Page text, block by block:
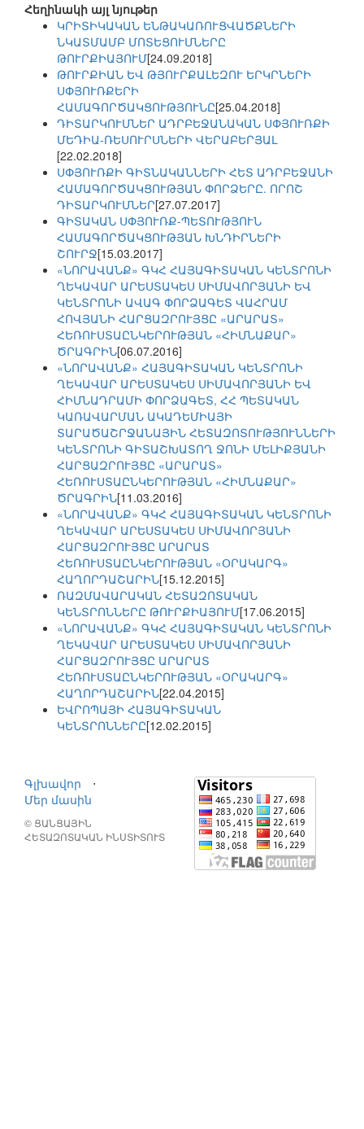
Հեղինակի այլ նյութեր
ԿՐԻՏԻԿԱԿԱՆ ԵՆԹԱԿԱՌՈՒՑՎԱԾՔՆԵՐԻ
ՆԿԱՏՄԱՄԲ ՄՈՏԵՑՈՒՄՆԵՐԸ
ԹՈՒՐՔԻԱՅՈՒՄ[24.09.2018]
ԹՈՒՐՔԻԱՆ ԵՎ ԹՅՈՒՐՔԱԼԵԶՈՒ ԵՐԿՐՆԵՐԻ
ՍՓՅՈՒՌՔԵՐԻ
ՀԱՄԱԳՈՐԾԱԿՑՈՒԹՅՈՒՆԸ[25.04.2018]
ԴԻՏԱՐԿՈՒՄՆԵՐ ԱԴՐԲԵՋԱՆԱԿԱՆ ՍՓՅՈՒՌՔԻ
ՄԵԴԻԱ-ՌԵՍՈՒՐՍՆԵՐԻ ՎԵՐԱԲԵՐՅԱԼ
[22.02.2018]
ՍՓՅՈՒՌՔԻ ԳԻՏՆԱԿԱՆՆԵՐԻ ՀԵՏ ԱԴՐԲԵՋԱՆԻ
ՀԱՄԱԳՈՐԾԱԿՑՈՒԹՅԱՆ ՓՈՐՁԵՐԸ. ՈՐՈՇ
ԴԻՏԱՐԿՈՒՄՆԵՐ[27.07.2017]
ԳԻՏԱԿԱՆ ՍՓՅՈՒՌՔ-ՊԵՏՈՒԹՅՈՒՆ
ՀԱՄԱԳՈՐԾԱԿՑՈՒԹՅԱՆ ԽՆԴԻՐՆԵՐԻ
ՇՈՒՐՋ[15.03.2017]
«ՆՈՐԱՎԱՆՔ» ԳԿՀ ՀԱՅԱԳԻՏԱԿԱՆ ԿԵՆՏՐՈՆԻ
ՂԵԿԱՎԱՐ ԱՐԵՍՏԱԿԵՍ ՍԻՄԱՎՈՐՅԱՆԻ ԵՎ
ԿԵՆՏՐՈՆԻ ԱՎԱԳ ՓՈՐՁԱԳԵՏ ՎԱՀՐԱՄ
ՀՈՎՅԱՆԻ ՀԱՐՑԱԶՐՈՒՅՑԸ «ԱՐԱՐԱՏ»
ՀԵՌՈՒՍՏԱԸՆԿԵՐՈՒԹՅԱՆ «ՀԻՄՆԱՔԱՐ»
ԾՐԱԳՐԻՆ[06.07.2016]
«ՆՈՐԱՎԱՆՔ» ՀԱՅԱԳԻՏԱԿԱՆ ԿԵՆՏՐՈՆԻ
ՂԵԿԱՎԱՐ ԱՐԵՍՏԱԿԵՍ ՍԻՄԱՎՈՐՅԱՆԻ ԵՎ
ՀԻՄՆԱԴՐԱՄԻ ՓՈՐՁԱԳԵՏ, ՀՀ ՊԵՏԱԿԱՆ
ԿԱՌԱՎԱՐՄԱՆ ԱԿԱԴԵՄԻԱՅԻ
ՏԱՐԱԾԱՇՐՋԱՆԱՅԻՆ ՀԵՏԱԶՈՏՈՒԹՅՈՒՆՆԵՐԻ
ԿԵՆՏՐՈՆԻ ԳԻՏԱՇԽԱՏՈՂ ՋՈՆԻ ՄԵԼԻՔՅԱՆԻ
ՀԱՐՑԱԶՐՈՒՅՑԸ «ԱՐԱՐԱՏ»
ՀԵՌՈՒՍՏԱԸՆԿԵՐՈՒԹՅԱՆ «ՀԻՄՆԱՔԱՐ»
ԾՐԱԳՐԻՆ[11.03.2016]
«ՆՈՐԱՎԱՆՔ» ԳԿՀ ՀԱՅԱԳԻՏԱԿԱՆ ԿԵՆՏՐՈՆԻ
ՂԵԿԱՎԱՐ ԱՐԵՍՏԱԿԵՍ ՍԻՄԱՎՈՐՅԱՆԻ
ՀԱՐՑԱԶՐՈՒՅՑԸ ԱՐԱՐԱՏ
ՀԵՌՈՒՍՏԱԸՆԿԵՐՈՒԹՅԱՆ «ՕՐԱԿԱՐԳ»
ՀԱՂՈՐԴԱՇԱՐԻՆ[15.12.2015]
ՌԱԶՄԱՎԱՐԱԿԱՆ ՀԵՏԱԶՈՏԱԿԱՆ
ԿԵՆՏՐՈՆՆԵՐԸ ԹՈՒՐՔԻԱՅՈՒՄ[17.06.2015]
«ՆՈՐԱՎԱՆՔ» ԳԿՀ ՀԱՅԱԳԻՏԱԿԱՆ ԿԵՆՏՐՈՆԻ
ՂԵԿԱՎԱՐ ԱՐԵՍՏԱԿԵՍ ՍԻՄԱՎՈՐՅԱՆԻ
ՀԱՐՑԱԶՐՈՒՅՑԸ ԱՐԱՐԱՏ
ՀԵՌՈՒՍՏԱԸՆԿԵՐՈՒԹՅԱՆ «ՕՐԱԿԱՐԳ»
ՀԱՂՈՐԴԱՇԱՐԻՆ[22.04.2015]
ԵՎՐՈՊԱՅԻ ՀԱՅԱԳԻՏԱԿԱՆ
ԿԵՆՏՐՈՆՆԵՐԸ[12.02.2015]
Գլխավոր
⋅
Մեր մասին
© ՑԱՆՑԱՅԻՆ
ՀԵՏԱԶՈՏԱԿԱՆ ԻՆՍՏԻՏՈՒՏ